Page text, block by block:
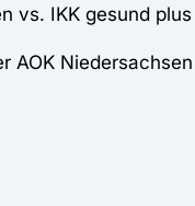
vs. IKK gesund plus
AOK